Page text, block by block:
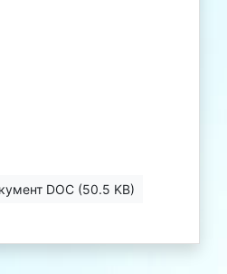
DOC (50.5 KB)